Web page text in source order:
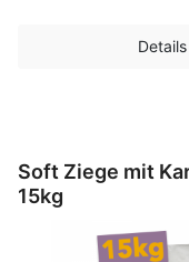
Details
Soft Ziege mit
15kg